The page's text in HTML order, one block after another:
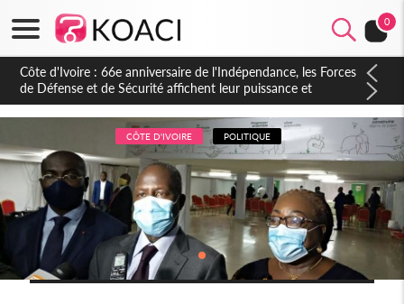
0
Côte d'Ivoire : 66e anniversaire de l'Indépendance, les Forces
de Défense et de Sécurité affichent leur puissance et
réaffirment leur engagement envers la Nation
CÔTE D'IVOIRE POLITIQUE